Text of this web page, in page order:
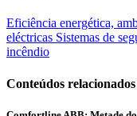
Eficiência energética,
eléctricas Sistemas de
incêndio
Conteúdos relacionados